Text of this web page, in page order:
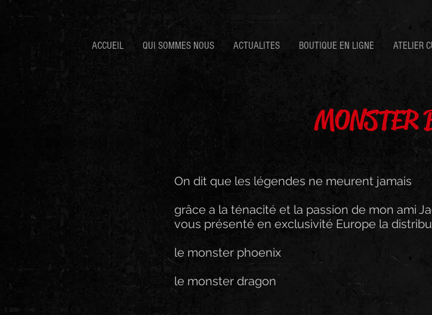
ACCUEIL QUI SOMMES NOUS ACTUALITES BOUTIQUE EN LIGNE ATELIER
MONSTER
On dit que les légendes ne meurent jamais
grâce a la ténacité et la passion de mon ami
vous présenté en exclusivité Europe la
le monster phoenix
le monster dragon